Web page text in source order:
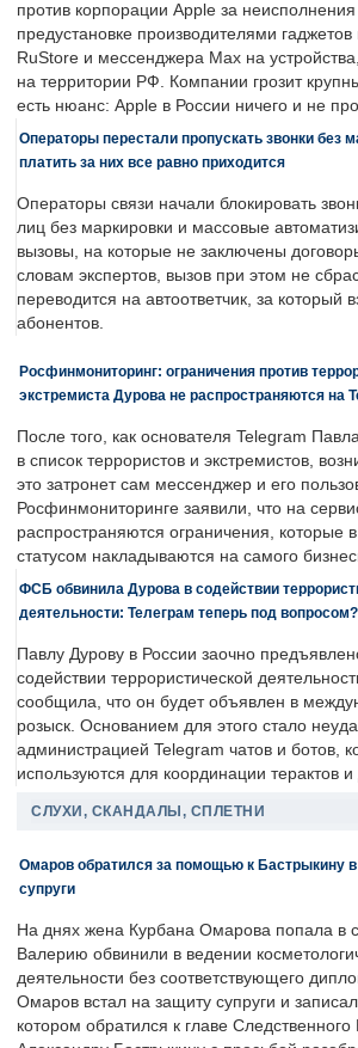
против корпорации Apple за
предустановке производителями
RuStore и мессенджера Max на
на территории РФ. Компании грозит
есть нюанс: Apple в России ничего и не
Операторы перестали пропускать звонки без
платить за них все равно приходится
Операторы связи начали блокировать
лиц без маркировки и массовые
вызовы, на которые не заключены
словам экспертов, вызов при этом не
переводится на автоответчик, за который
абонентов.
Росфинмониторинг: ограничения против
экстремиста Дурова не распространяются на
После того, как основателя Telegram
в список террористов и экстремистов,
это затронет сам мессенджер и его
Росфинмониторинге заявили, что на
распространяются ограничения, которые
статусом накладываются на самого
ФСБ обвинила Дурова в содействии
деятельности: Телеграм теперь под вопросом?
Павлу Дурову в России заочно
содействии террористической
сообщила, что он будет объявлен в
розыск. Основанием для этого стало
администрацией Telegram чатов и ботов,
используются для координации терактов
СЛУХИ, СКАНДАЛЫ, СПЛЕТНИ
Омаров обратился за помощью к Бастрыкину
супруги
На днях жена Курбана Омарова попала в
Валерию обвинили в ведении
деятельности без соответствующего
Омаров встал на защиту супруги и
котором обратился к главе Следственного